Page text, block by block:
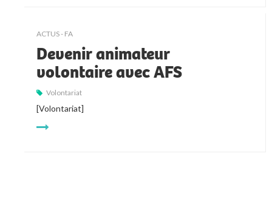
ACTUS - FA
Devenir animateur
volontaire avec AFS
Volontariat
[Volontariat]